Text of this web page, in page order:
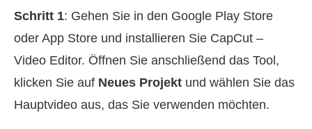
Schritt 1: Gehen Sie in den Google Play Store
oder App Store und installieren Sie CapCut –
Video Editor. Öffnen Sie anschließend das Tool,
klicken Sie auf Neues Projekt und wählen Sie das
Hauptvideo aus, das Sie verwenden möchten.